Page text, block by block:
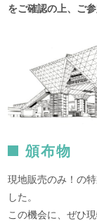
をご確認の上、ご参
頒布物
現地販売のみ！の
した。
この機会に、ぜひ